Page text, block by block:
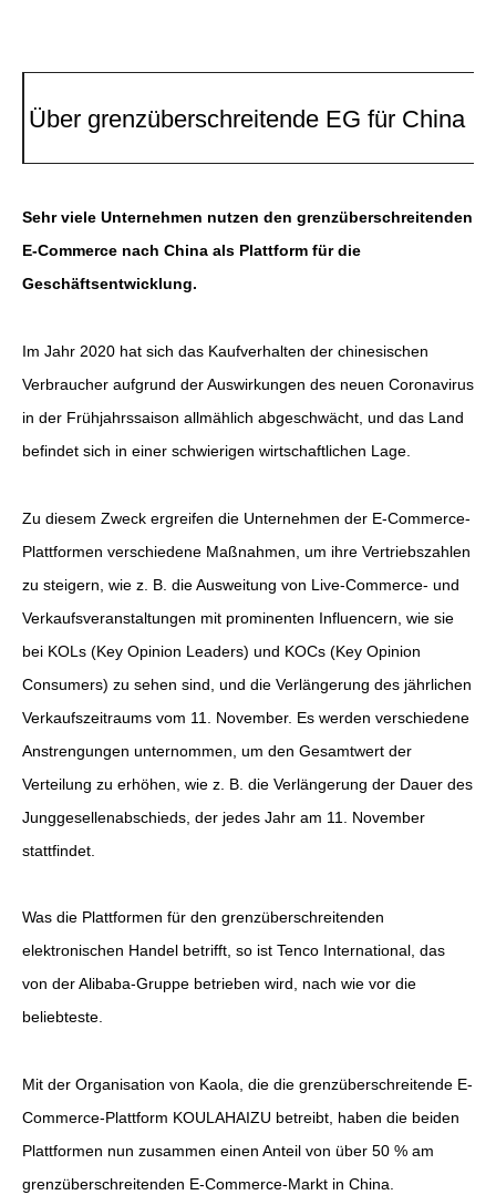
Über grenzüberschreitende EG für China
Sehr viele Unternehmen nutzen den grenzüberschreitenden
E-Commerce nach China als Plattform für die
Geschäftsentwicklung.
Im Jahr 2020 hat sich das Kaufverhalten der chinesischen
Verbraucher aufgrund der Auswirkungen des neuen Coronavirus
in der Frühjahrssaison allmählich abgeschwächt, und das Land
befindet sich in einer schwierigen wirtschaftlichen Lage.
Zu diesem Zweck ergreifen die Unternehmen der E-Commerce-
Plattformen verschiedene Maßnahmen, um ihre Vertriebszahlen
zu steigern, wie z. B. die Ausweitung von Live-Commerce- und
Verkaufsveranstaltungen mit prominenten Influencern, wie sie
bei KOLs (Key Opinion Leaders) und KOCs (Key Opinion
Consumers) zu sehen sind, und die Verlängerung des jährlichen
Verkaufszeitraums vom 11. November. Es werden verschiedene
Anstrengungen unternommen, um den Gesamtwert der
Verteilung zu erhöhen, wie z. B. die Verlängerung der Dauer des
Junggesellenabschieds, der jedes Jahr am 11. November
stattfindet.
Was die Plattformen für den grenzüberschreitenden
elektronischen Handel betrifft, so ist Tenco International, das
von der Alibaba-Gruppe betrieben wird, nach wie vor die
beliebteste.
Mit der Organisation von Kaola, die die grenzüberschreitende E-
Commerce-Plattform KOULAHAIZU betreibt, haben die beiden
Plattformen nun zusammen einen Anteil von über 50 % am
grenzüberschreitenden E-Commerce-Markt in China.